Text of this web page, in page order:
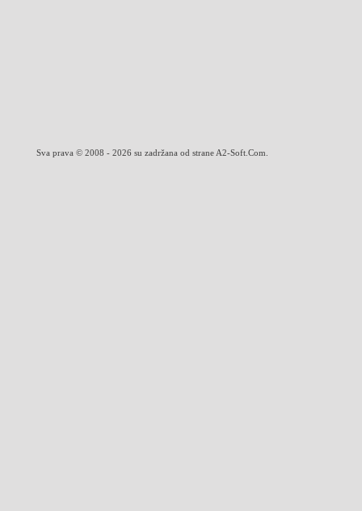
Sva prava © 2008 - 2026 su zadržana od strane A2-Soft.Com.